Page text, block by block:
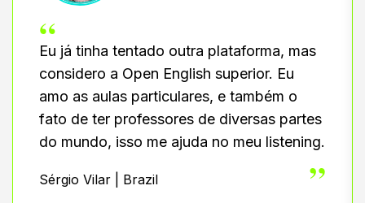
“
Eu já tinha tentado outra plataforma, mas
considero a Open English superior. Eu
amo as aulas particulares, e também o
fato de ter professores de diversas partes
do mundo, isso me ajuda no meu listening.
”
Sérgio Vilar | Brazil